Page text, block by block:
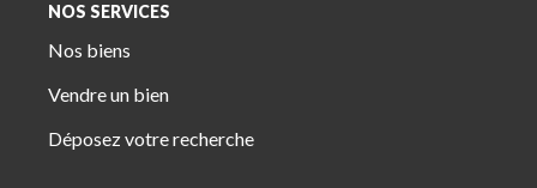
NOS SERVICES
Nos biens
Vendre un bien
Déposez votre recherche